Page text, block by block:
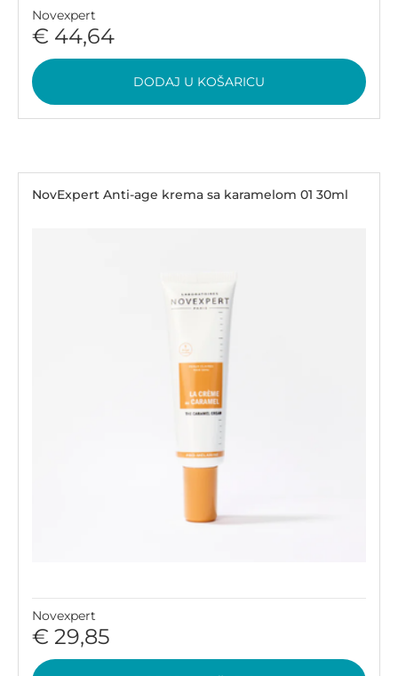
Novexpert
€ 44,64
DODAJ U KOŠARICU
NovExpert Anti-age krema sa karamelom 01 30ml
Novexpert
€ 29,85